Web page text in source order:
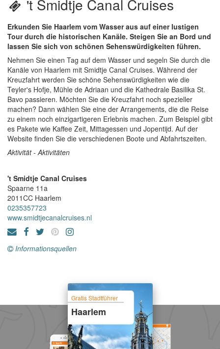
't Smidtje Canal Cruises
Erkunden Sie Haarlem vom Wasser aus auf einer lustigen
Tour durch die historischen Kanäle. Steigen Sie an Bord und
lassen Sie sich von schönen Sehenswürdigkeiten führen.
Nehmen Sie einen Tag auf dem Wasser und segeln Sie durch die
Kanäle von Haarlem mit Smidtje Canal Cruises. Während der
Kreuzfahrt werden Sie schöne Sehenswürdigkeiten wie die
Teyler's Hofje, Mühle de Adriaan und die Kathedrale Basilika St.
Bavo passieren. Möchten Sie die Kreuzfahrt noch spezieller
machen? Dann wählen Sie eine der Arrangements, die die Reise
zu einem noch einzigartigeren Erlebnis machen. Zum Beispiel gibt
es Pakete wie Kaffee Zeit, Mittagessen und Jopentijd. Auf der
Website finden Sie die verschiedenen Boote und Abfahrtszeiten.
Aktivität - Aktivitäten
't Smidtje Canal Cruises
Spaarne 11a
2011CC Haarlem
0235357723
www.smidtjecanalcruises.nl
Informationsquellen
Gratis Stadtführer
Haarlem